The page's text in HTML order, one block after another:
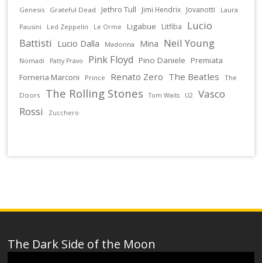
Genesis Grateful Dead Jethro Tull Jimi Hendrix Jovanotti
Laura
Pausini
Led Zeppelin Le Orme Ligabue Litfiba
Lucio
Battisti
Lucio Dalla Madonna Mina Neil Young
Nomadi Patty Pravo Pink Floyd Pino Daniele
Premiata
Forneria Marconi
Prince Renato Zero The Beatles
The
Doors
The Rolling Stones Tom Waits U2
Vasco
Rossi
Zucchero
The Dark Side of the Moon